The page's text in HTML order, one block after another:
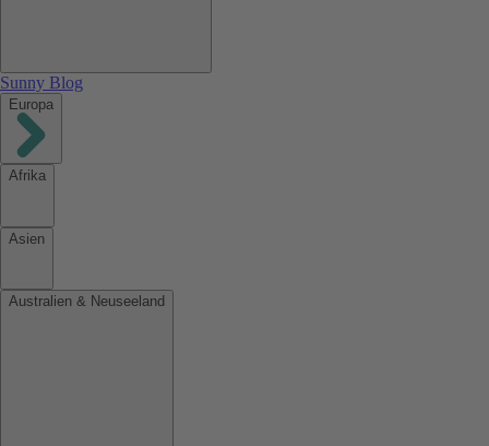
Sunny Blog
Europa
Afrika
Asien
Australien & Neuseeland